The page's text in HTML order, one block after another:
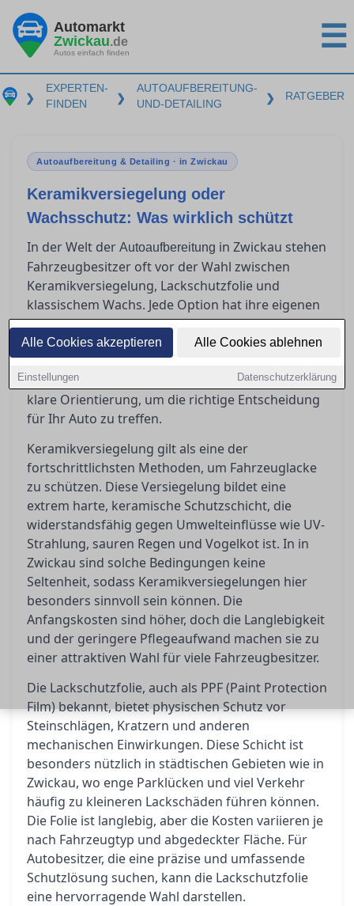
Alle Cookies akzeptieren Alle Cookies ablehnen
Einstellungen Datenschutzerklärung
Automarkt
Zwickau.de
Autos einfach finden ☰
❯
EXPERTEN-
FINDEN
❯
AUTOAUFBEREITUNG-
UND-DETAILING
❯ RATGEBER
Autoaufbereitung & Detailing · in Zwickau
Keramikversiegelung oder
Wachsschutz: Was wirklich schützt
In der Welt der Autoaufbereitung in Zwickau stehen
Fahrzeugbesitzer oft vor der Wahl zwischen
Keramikversiegelung, Lackschutzfolie und
klassischem Wachs. Jede Option hat ihre eigenen
Vorzüge und Herausforderungen in Bezug auf
Haltbarkeit, Kosten und Anwendung. Doch
welche Methode bietet wirklich den besten
Schutz? In diesem Artikel geben wir Ihnen eine
klare Orientierung, um die richtige Entscheidung
für Ihr Auto zu treffen.
Keramikversiegelung gilt als eine der
fortschrittlichsten Methoden, um Fahrzeuglacke
zu schützen. Diese Versiegelung bildet eine
extrem harte, keramische Schutzschicht, die
widerstandsfähig gegen Umwelteinflüsse wie UV-
Strahlung, sauren Regen und Vogelkot ist. In in
Zwickau sind solche Bedingungen keine
Seltenheit, sodass Keramikversiegelungen hier
besonders sinnvoll sein können. Die
Anfangskosten sind höher, doch die Langlebigkeit
und der geringere Pflegeaufwand machen sie zu
einer attraktiven Wahl für viele Fahrzeugbesitzer.
Die Lackschutzfolie, auch als PPF (Paint Protection
Film) bekannt, bietet physischen Schutz vor
Steinschlägen, Kratzern und anderen
mechanischen Einwirkungen. Diese Schicht ist
besonders nützlich in städtischen Gebieten wie in
Zwickau, wo enge Parklücken und viel Verkehr
häufig zu kleineren Lackschäden führen können.
Die Folie ist langlebig, aber die Kosten variieren je
nach Fahrzeugtyp und abgedeckter Fläche. Für
Autobesitzer, die eine präzise und umfassende
Schutzlösung suchen, kann die Lackschutzfolie
eine hervorragende Wahl darstellen.